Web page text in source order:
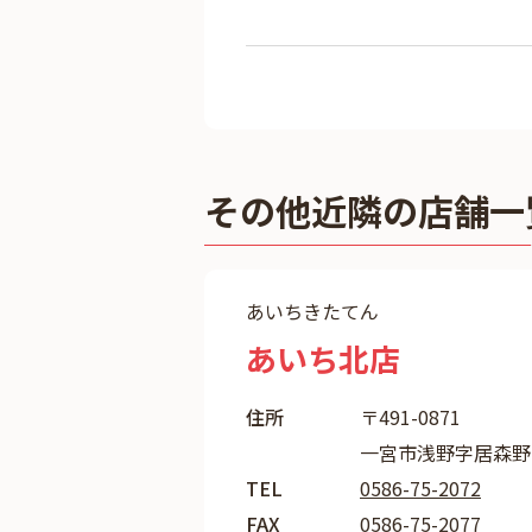
その他近隣の店舗
あいちきたてん
あいち北店
住所
〒491-0871
一宮市浅野字居森
TEL
0586-75-2072
FAX
0586-75-2077